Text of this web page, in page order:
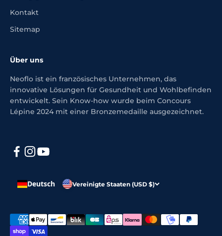
Kontakt
Sitemap
Über uns
Neoflo ist ein französisches Unternehmen, das
innovative Lösungen für Gesundheit und Wohlbefinden
entwickelt. Sein Know-how wurde beim Concours
Lépine 2024 mit einer Bronzemedaille ausgezeichnet.
Deutsch Vereinigte Staaten (USD $)